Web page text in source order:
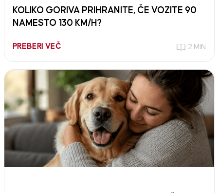
KOLIKO GORIVA PRIHRANITE, ČE VOZITE 90
NAMESTO 130 KM/H?
PREBERI VEČ 2 MIN